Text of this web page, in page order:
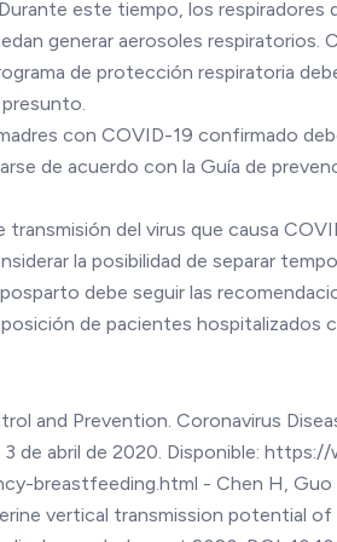
este tiempo, los respiradores
generar aerosoles respiratorios.
de protección respiratoria
con COVID-19 confirmado
de acuerdo con la Guía de
transmisión del virus que causa
la posibilidad de separar
debe seguir las
de pacientes hospitalizados
and Prevention. Coronavirus
3 de abril de 2020. Disponible:
breastfeeding.html - Chen H, Guo
vertical transmission potential